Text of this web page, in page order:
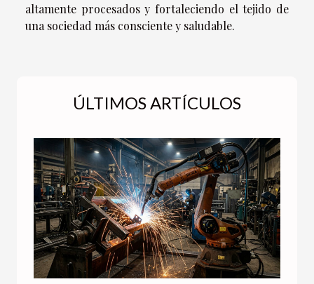
altamente procesados y fortaleciendo el tejido de
una sociedad más consciente y saludable.
ÚLTIMOS ARTÍCULOS